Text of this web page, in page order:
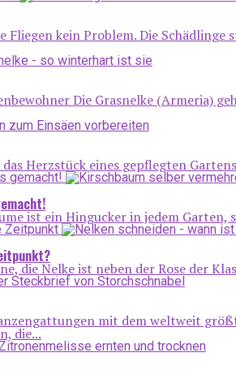
Fliegen kein Problem. Die
Die Grasnelke (Armeria)
Herzstück eines gepflegten
ist ein Hingucker in jedem Garten,
die Nelke ist neben der Rose der
mit dem weltweit
die...